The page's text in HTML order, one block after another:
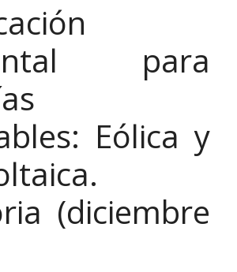
para
Eólica y
(diciembre